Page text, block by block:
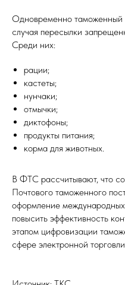
Одновременно таможенный
случая пересылки
Среди них:
рации;
кастеты;
нунчаки;
отмычки;
диктофоны;
продукты питания;
корма для животных.
В ФТС рассчитывают, что
Почтового таможенного
оформление
повысить эффективность
этапом цифровизации
сфере электронной